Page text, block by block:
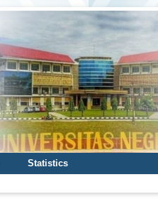
Statistics